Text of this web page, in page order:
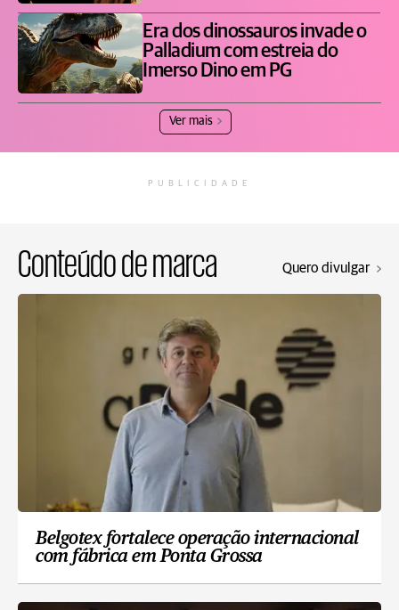
Era dos dinossauros invade o
Palladium com estreia do
Imerso Dino em PG
Ver mais
PUBLICIDADE
Conteúdo de marca Quero divulgar
Belgotex fortalece operação internacional
com fábrica em Ponta Grossa